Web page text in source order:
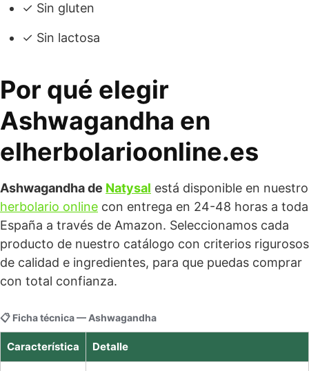
✓ Sin gluten
✓ Sin lactosa
Por qué elegir
Ashwagandha en
elherbolarioonline.es
Ashwagandha de Natysal está disponible en nuestro
herbolario online con entrega en 24-48 horas a toda
España a través de Amazon. Seleccionamos cada
producto de nuestro catálogo con criterios rigurosos
de calidad e ingredientes, para que puedas comprar
con total confianza.
📋 Ficha técnica — Ashwagandha
Característica Detalle